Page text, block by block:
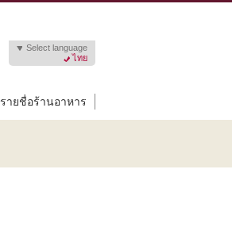
Select language
ไทย
รายชื่อร้านอาหาร